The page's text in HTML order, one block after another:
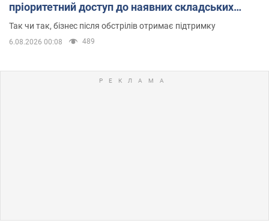
пріоритетний доступ до наявних складських
приміщень
Так чи так, бізнес після обстрілів отримає підтримку
6.08.2026 00:08 489